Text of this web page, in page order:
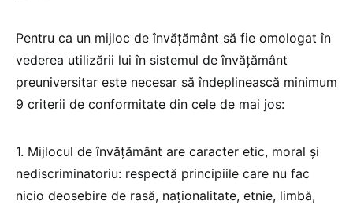
Pentru ca un mijloc de învățământ să fie omologat în
vederea utilizării lui în sistemul de învățământ
preuniversitar este necesar să îndeplinească minimum
9 criterii de conformitate din cele de mai jos:
1. Mijlocul de învățământ are caracter etic, moral și
nediscriminatoriu: respectă principiile care nu fac
nicio deosebire de rasă, naționalitate, etnie, limbă,